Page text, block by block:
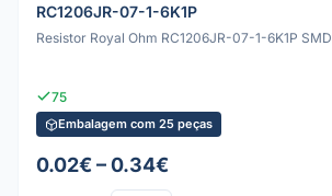
RC1206JR-07-1-6K1P
Resistor Royal Ohm RC1206JR-07-1-6K1P SMD
75
Embalagem com 25 peças
0.02€ – 0.34€